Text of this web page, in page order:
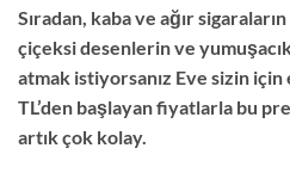
Sıradan, kaba ve ağır
çiçeksi desenlerin ve
atmak istiyorsanız Eve sizin için
TL’den başlayan fiyatlarla bu
artık çok kolay.